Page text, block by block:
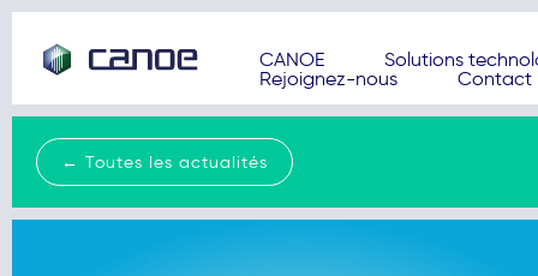
CANOE
Solutions
Rejoignez-nous
Contact
← Toutes les actualités